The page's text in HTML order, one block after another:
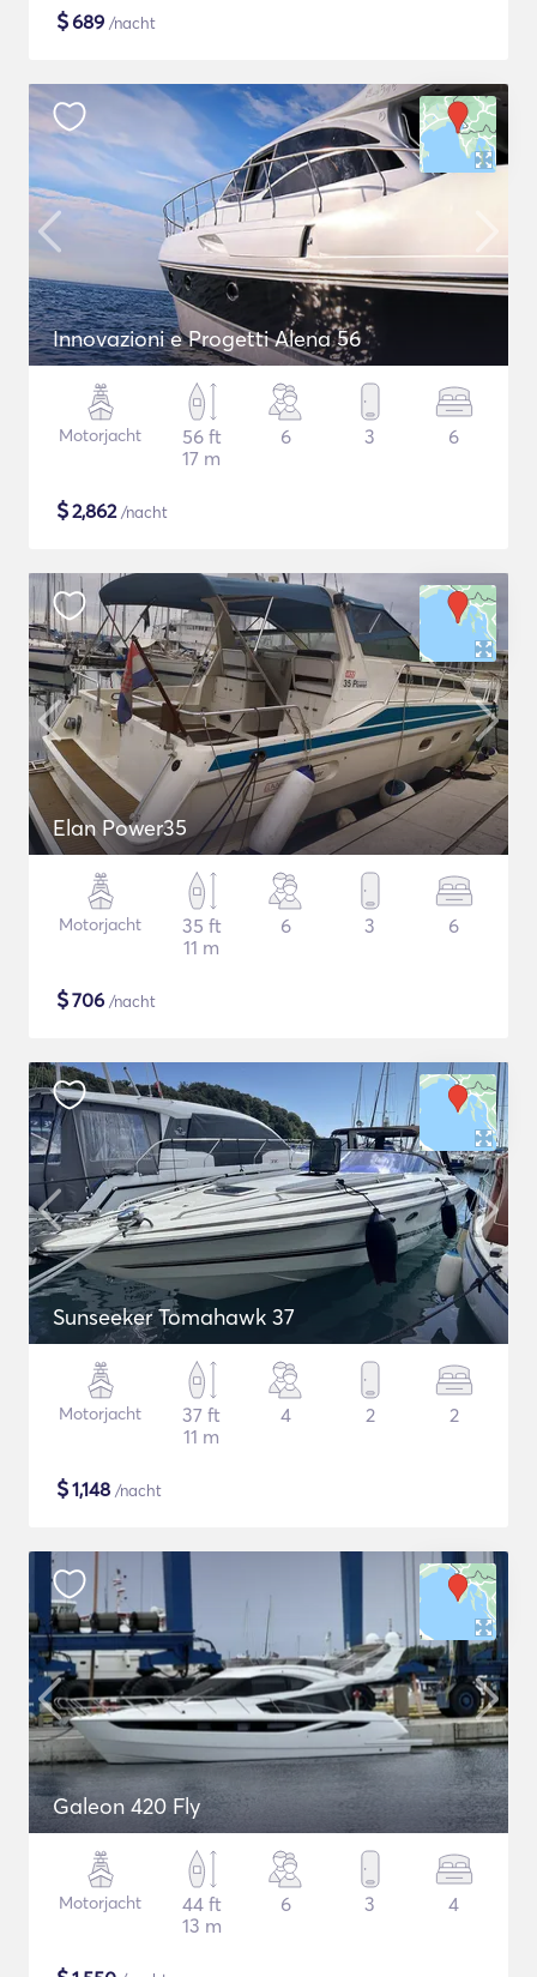
$689 /nacht
Innovazioni e Progetti Alena 56
Motorjacht
56 ft
17 m
6 3 6
$2,862/nacht
Elan Power35
Motorjacht
35 ft
11 m
6 3 6
$706 /nacht
Sunseeker Tomahawk 37
Motorjacht
37 ft
11 m
4 2 2
$1,148 /nacht
Galeon 420 Fly
Motorjacht
44 ft
13 m
6 3 4